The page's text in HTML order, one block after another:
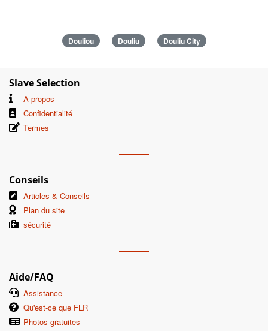
Douliou Douliu Douliu City
Slave Selection
À propos
Confidentialité
Termes
Conseils
Articles & Conseils
Plan du site
sécurité
Aide/FAQ
Assistance
Qu'est-ce que FLR
Photos gratuites